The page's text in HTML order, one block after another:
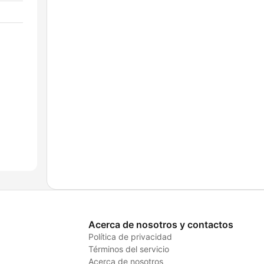
Acerca de nosotros y contactos
Política de privacidad
Términos del servicio
Acerca de nosotros